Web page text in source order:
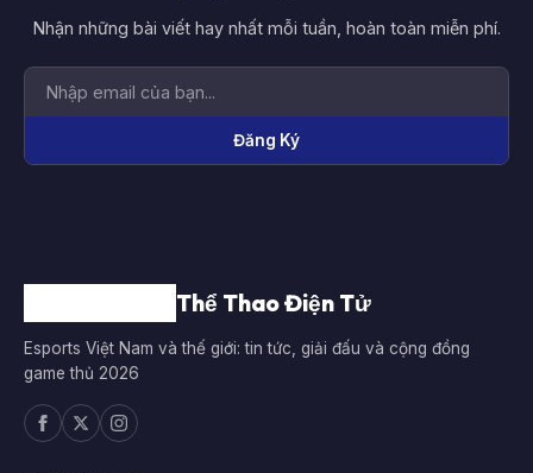
Nhận những bài viết hay nhất mỗi tuần, hoàn toàn miễn phí.
Đăng Ký
Thể Thao Điện Tử
Esports Việt Nam và thế giới: tin tức, giải đấu và cộng đồng
game thủ 2026